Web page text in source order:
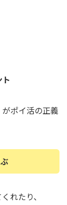
ポイ活の正義
れたり、